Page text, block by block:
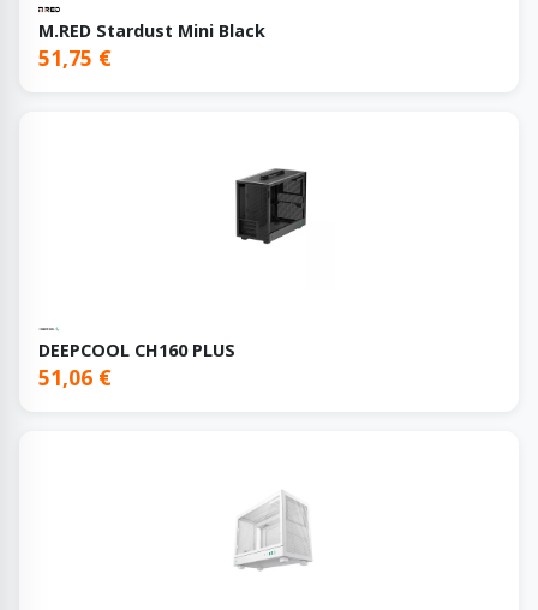
M.RED Stardust Mini Black
51,75 €
DEEPCOOL CH160 PLUS
51,06 €